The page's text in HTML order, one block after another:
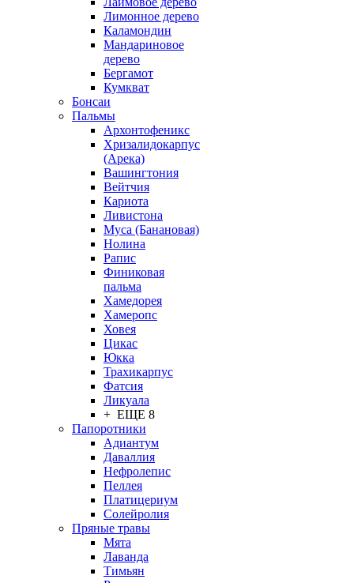
Лимонное дерево
Каламондин
Мандариновое
дерево
Бергамот
Кумкват
Бонсаи
Пальмы
Архонтофеникс
Хризалидокарпус
(Арека)
Вашингтония
Вейтчия
Кариота
Ливистона
Муса (Банановая)
Нолина
Рапис
Финиковая
пальма
Хамедорея
Хамеропс
Ховея
Цикас
Юкка
Трахикарпус
Фатсия
Ликуала
+ ЕЩЕ 8
Папоротники
Адиантум
Даваллия
Нефролепис
Пеллея
Платицериум
Солейролия
Пряные травы
Мята
Лаванда
Тимьян